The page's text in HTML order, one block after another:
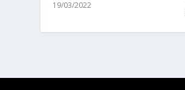
19/03/2022